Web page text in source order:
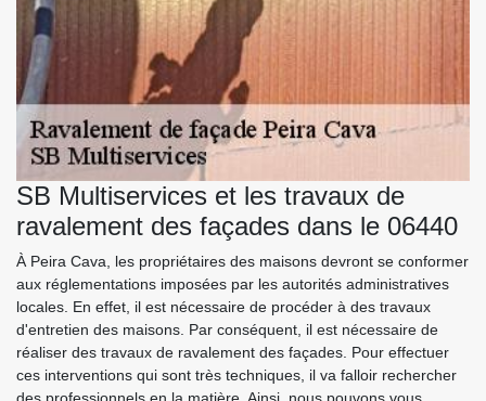
SB Multiservices et les travaux de
ravalement des façades dans le 06440
À Peira Cava, les propriétaires des maisons devront se conformer
aux réglementations imposées par les autorités administratives
locales. En effet, il est nécessaire de procéder à des travaux
d'entretien des maisons. Par conséquent, il est nécessaire de
réaliser des travaux de ravalement des façades. Pour effectuer
ces interventions qui sont très techniques, il va falloir rechercher